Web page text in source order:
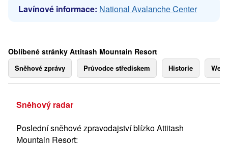
Lavínové informace: National Avalanche Center
Oblíbené stránky Attitash Mountain Resort
Sněhové zprávy Průvodce střediskem Historie
Sněhový radar
Poslední sněhové zpravodajství blízko Attitash
Mountain Resort: